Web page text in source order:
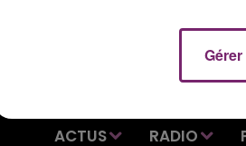
ACTUS RADIO